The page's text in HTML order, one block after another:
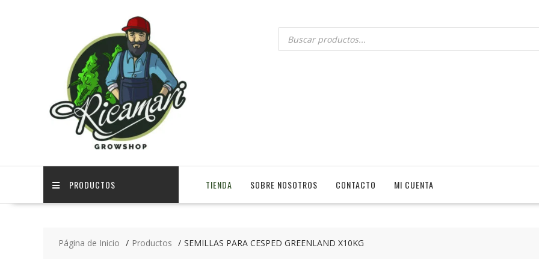
PRODUCTOS TIENDA SOBRE NOSOTROS CONTACTO MI CUENTA
Página de Inicio Productos SEMILLAS PARA CESPED GREENLAND X10KG